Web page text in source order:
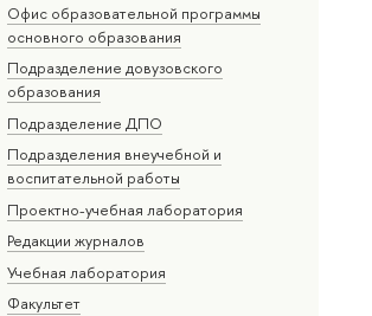
Офис образовательной программы
основного образования
Подразделение довузовского
образования
Подразделение ДПО
Подразделения внеучебной и
воспитательной работы
Проектно-учебная лаборатория
Редакции журналов
Учебная лаборатория
Факультет